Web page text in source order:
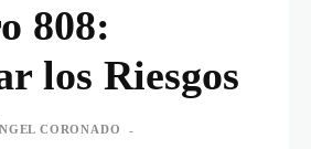
808:
los Riesgos
CORONADO -